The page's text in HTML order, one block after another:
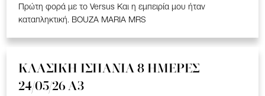
Πρώτη φορά με το Versus Και η εμπειρία μου ήταν
καταπληκτική. BOUZA MARIA MRS
ΚΛΑΣΙΚΗ ΙΣΠΑΝΙΑ 8 ΗΜΕΡΕΣ
24/05/26 Α3